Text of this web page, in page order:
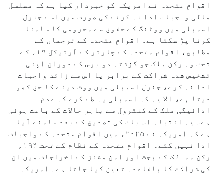
اقوامِ متحدہ نے امریکہ کو خبردار کیا ہے کہ مسلسل
مالی واجبات ادا نہ کرنے کی صورت میں اسے جنرل
اسمبلی میں ووٹنگ کے حقوق سے محرومی کا سامنا
کرنا پڑ سکتا ہے۔ اقوامِ متحدہ کے ترجمان کے
مطابق، اقوام متحدہ کے چارٹر کے آرٹیکل ۱۹؍ کے
تحت وہ رکن ملک جو گزشتہ دو برس کے دوران اپنی
تشخیص شدہ شراکت کے برابر یا اس سے زائد واجبات
ادا نہ کرے، جنرل اسمبلی میں ووٹ دینے کا حق کھو
دیتا ہے، الا یہ کہ اسمبلی یہ طے کرے کہ عدم
ادائیگی ملک کے کنٹرول سے باہر حالات کے باعث ہوئی
ہے۔ یہ انتباہ اس بات کی تصدیق کے بعد سامنے آیا
ہے کہ امریکہ نے ۲۰۲۵ء میں اقوامِ متحدہ کے واجبات
رکن ممالک کے بجٹ اور امن مشنز کے اخراجات میں ان
کی شراکت کا باقاعدہ تعین کیا جاتا ہے۔ امریکہ